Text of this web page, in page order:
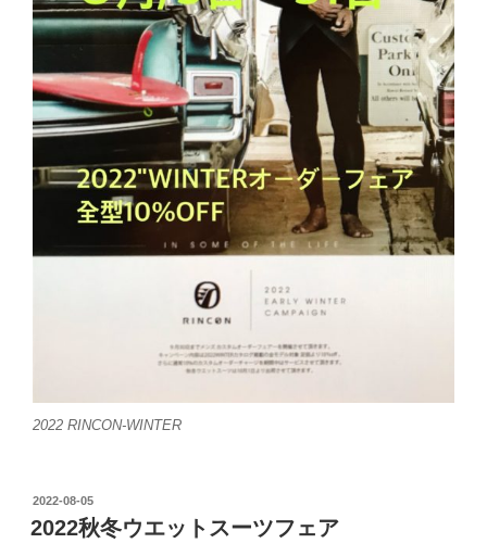
2022 RINCON-WINTER
投
稿
日:
2022-08-05
2022秋冬ウエットスーツフェア